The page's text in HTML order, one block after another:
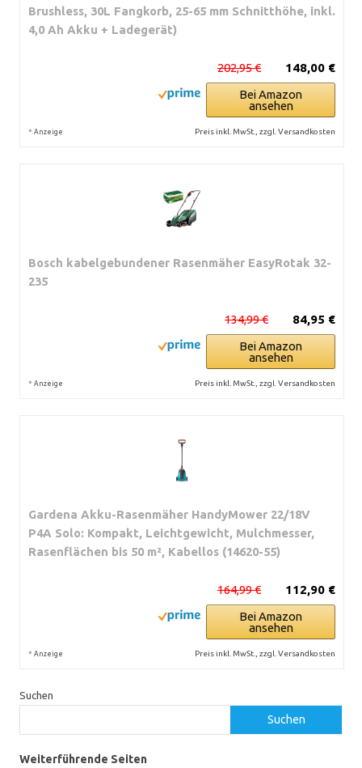
Brushless, 30L Fangkorb, 25-65 mm Schnitthöhe, inkl.
4,0 Ah Akku + Ladegerät)
148,00 €
202,95 €
Bei Amazon
ansehen
* Anzeige Preis inkl. MwSt., zzgl. Versandkosten
Bosch kabelgebundener Rasenmäher EasyRotak 32-
235
84,95 €
134,99 €
Bei Amazon
ansehen
* Anzeige Preis inkl. MwSt., zzgl. Versandkosten
Gardena Akku-Rasenmäher HandyMower 22/18V
P4A Solo: Kompakt, Leichtgewicht, Mulchmesser,
Rasenflächen bis 50 m², Kabellos (14620-55)
112,90 €
164,99 €
Bei Amazon
ansehen
* Anzeige Preis inkl. MwSt., zzgl. Versandkosten
Suchen
Suchen
Weiterführende Seiten